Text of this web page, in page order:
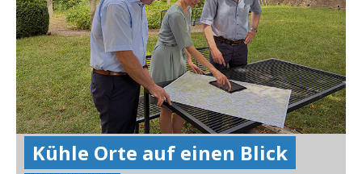
Kühle Orte auf einen Blick